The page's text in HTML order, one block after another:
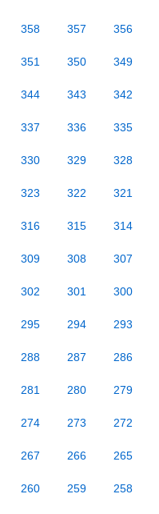
358 357 356
351 350 349
344 343 342
337 336 335
330 329 328
323 322 321
316 315 314
309 308 307
302 301 300
295 294 293
288 287 286
281 280 279
274 273 272
267 266 265
260 259 258